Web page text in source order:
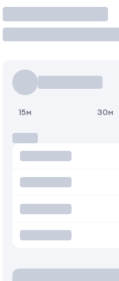
Торговать
15м 30м